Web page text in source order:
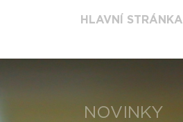
HLAVNÍ STRÁNKA
NOVINKY